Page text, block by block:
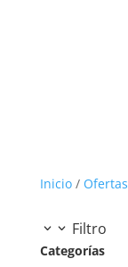
Inicio/ Ofertas
Filtro
Categorías